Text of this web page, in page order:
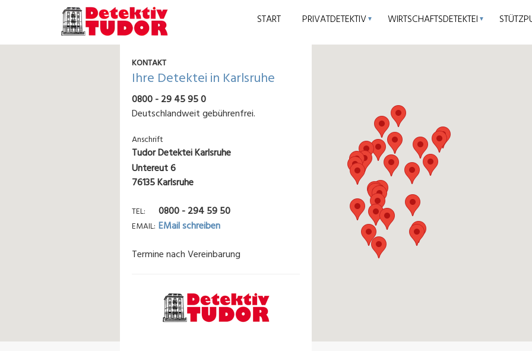
START PRIVATDETEKTIV ▼ WIRTSCHAFTSDETEKTEI ▼
KONTAKT
Ihre Detektei in Karlsruhe
0800 - 29 45 95 0
Deutschlandweit gebührenfrei.
Anschrift
Tudor Detektei Karlsruhe
Untereut 6
76135 Karlsruhe
TEL 0800 - 294 59 50
EMAIL EMail schreiben
Termine nach Vereinbarung